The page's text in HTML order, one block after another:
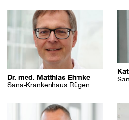
Dr. med. Matthias Ehmke
Sana-Krankenhaus Rügen